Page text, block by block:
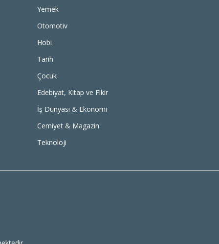
Yemek
Otomotiv
Hobi
Tarih
Çocuk
Edebiyat, Kitap ve Fikir
İş Dünyası & Ekonomi
Cemiyet & Magazin
Teknoloji